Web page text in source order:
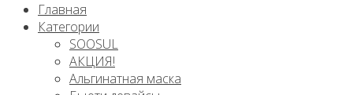
Главная
Категории
SOOSUL
АКЦИЯ!
Альгинатная маска